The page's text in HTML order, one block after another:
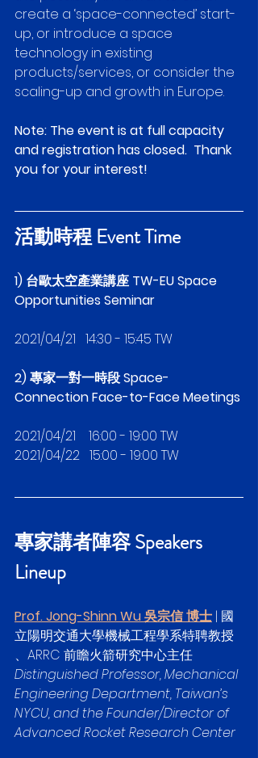
create a ‘space-connected’ start-
up, or introduce a space
technology in existing
products/services, or consider the
scaling-up and growth in Europe.
Note: The event is at full capacity
and registration has closed.  Thank
you for your interest!
活動時程 Event Time
1) 台歐太空產業講座 TW-EU Space
Opportunities Seminar
2021/04/21   14:30 - 15:45 TW
2) 專家一對一時段 Space-
Connection Face-to-Face Meetings
2021/04/21    16:00 - 19:00 TW
2021/04/22   15:00 - 19:00 TW
專家講者陣容 Speakers
Lineup
Prof. Jong-Shinn Wu 吳宗信 博士 | 國
立陽明交通大學機械工程學系特聘教授
、ARRC 前瞻火箭研究中心主任
Distinguished Professor, Mechanical
Engineering Department, Taiwan’s
NYCU, and the Founder/Director of
Advanced Rocket Research Center